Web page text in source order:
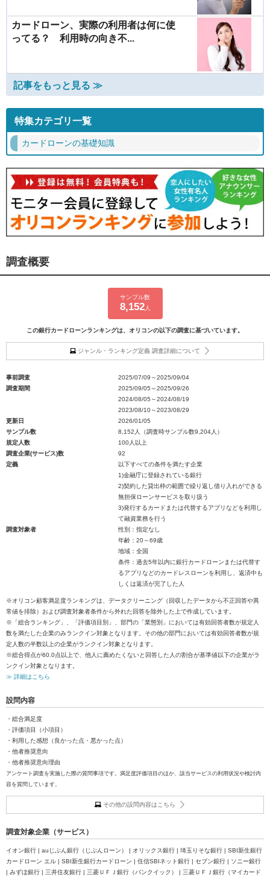
カードローン、実際の利用者は何に使
ってる？ 利用時の向き不...
記事をもっと見る ≫
特集カテゴリ一覧
カードローンの基礎知識
調査概要
サンプル数
8,152人
この銀行カードローンランキングは、オリコンの以下の調査に基づいています。
ジャンル・ランキング定義 調査詳細について
事前調査
2025/07/09～2025/09/04
調査期間
2025/09/05～2025/09/26
2024/08/05～2024/08/19
2023/08/10～2023/08/29
更新日
2026/01/05
サンプル数
8,152人（調査時サンプル数9,204人）
規定人数
100人以上
調査企業(サービス)数
92
定義
以下すべての条件を満たす企業
1)金融庁に登録されている銀行
2)契約した貸出枠の範囲で繰り返し借り入れができる
無担保ローンサービスを取り扱う
3)発行するカードまたは代替するアプリなどを利用し
て融資業務を行う
調査対象者
性別：指定なし
年齢：20～69歳
地域：全国
条件：過去5年以内に銀行カードローンまたは代替す
るアプリなどのカードレスローンを利用し、返済中も
しくは返済が完了した人
※オリコン顧客満足度ランキングは、データクリーニング（回収したデータから不正回答や異
常値を排除）および調査対象者条件から外れた回答を除外した上で作成しています。
※「総合ランキング」、「評価項目別」、部門の「業態別」においては有効回答者数が規定人
数を満たした企業のみランクイン対象となります。その他の部門においては有効回答者数が規
定人数の半数以上の企業がランクイン対象となります。
※総合得点が60.0点以上で、他人に薦めたくないと回答した人の割合が基準値以下の企業がラ
ンクイン対象となります。
≫ 詳細はこちら
設問内容
・総合満足度
・評価項目（小項目）
・利用した感想（良かった点・悪かった点）
・他者推奨意向
・他者推奨意向理由
アンケート調査を実施した際の質問事項です。満足度評価項目のほか、該当サービスの利用状況や検討内
容を質問しています。
その他の設問内容はこちら
調査対象企業（サービス）
イオン銀行 | auじぶん銀行（じぶんローン） | オリックス銀行 | 埼玉りそな銀行 | SBI新生銀行
カードローン エル | SBI新生銀行カードローン | 住信SBIネット銀行 | セブン銀行 | ソニー銀行
| みずほ銀行 | 三井住友銀行 | 三菱ＵＦＪ銀行（バンクイック） | 三菱ＵＦＪ銀行（マイカード